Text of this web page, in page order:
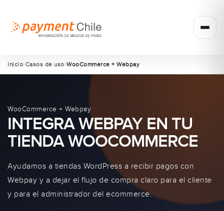
Inicio Casos de uso WooCommerce + Webpay
WooCommerce + Webpay
INTEGRA WEBPAY EN TU
TIENDA WOOCOMMERCE
Ayudamos a tiendas WordPress a recibir pagos con
Webpay y a dejar el flujo de compra claro para el cliente
y para el administrador del ecommerce.